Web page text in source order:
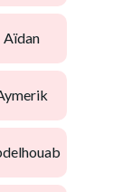
aïdan
aymerik